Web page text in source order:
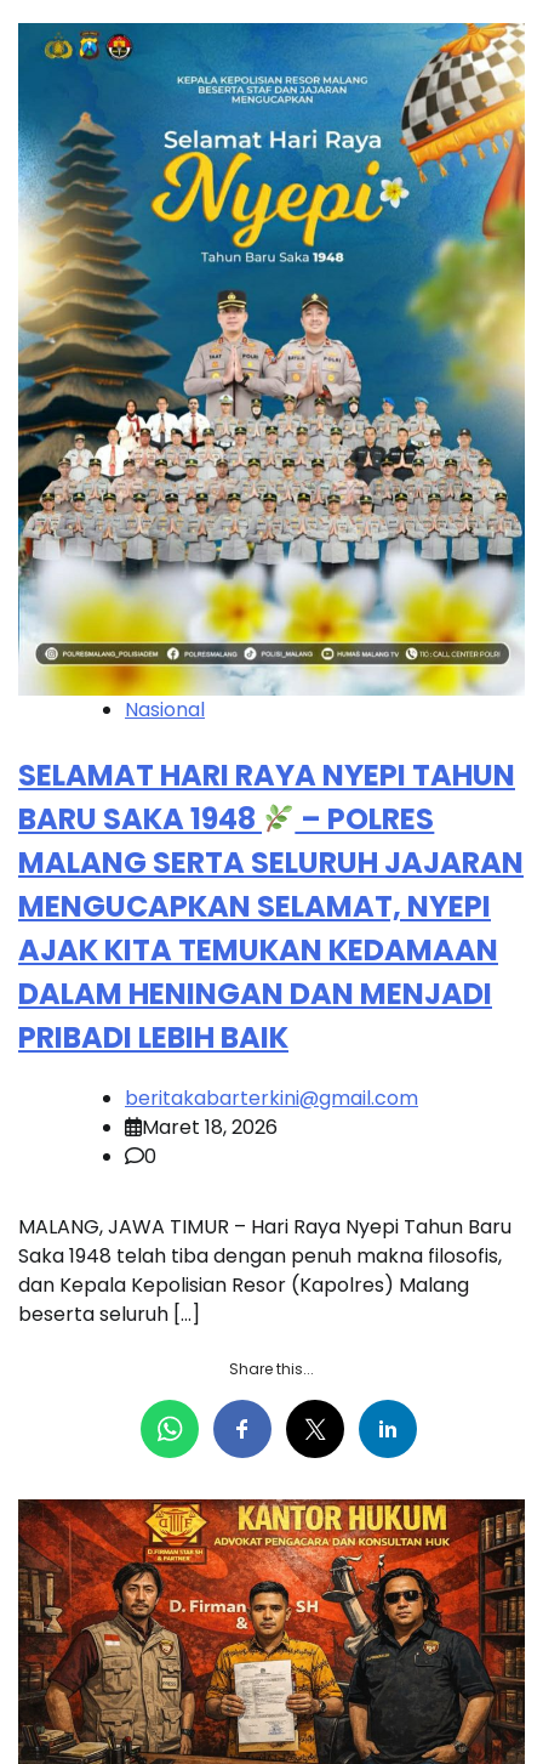
Nasional
SELAMAT HARI RAYA NYEPI TAHUN
BARU SAKA 1948
– POLRES
MALANG SERTA SELURUH JAJARAN
MENGUCAPKAN SELAMAT, NYEPI
AJAK KITA TEMUKAN KEDAMAAN
DALAM HENINGAN DAN MENJADI
PRIBADI LEBIH BAIK
beritakabarterkini@gmail.com
Maret 18, 2026
0
MALANG, JAWA TIMUR – Hari Raya Nyepi Tahun Baru
Saka 1948 telah tiba dengan penuh makna filosofis,
dan Kepala Kepolisian Resor (Kapolres) Malang
beserta seluruh […]
Share this...